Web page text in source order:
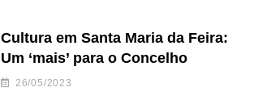
Cultura em Santa Maria da Feira:
Um ‘mais’ para o Concelho
26/05/2023